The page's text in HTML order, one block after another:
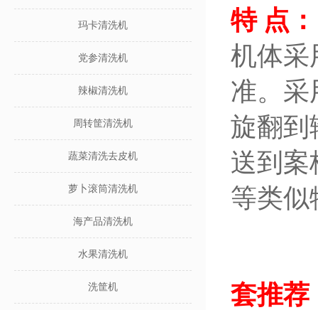
玛卡清洗机
党参清洗机
辣椒清洗机
周转筐清洗机
蔬菜清洗去皮机
萝卜滚筒清洗机
海产品清洗机
水果清洗机
洗筐机
特 点：
机体采
准。采
旋翻到
送到案
等类似
套推荐